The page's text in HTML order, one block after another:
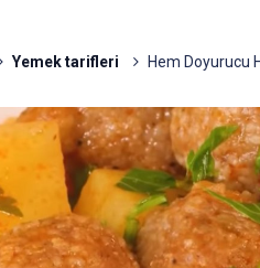
Yemek tarifleri Hem Doyurucu